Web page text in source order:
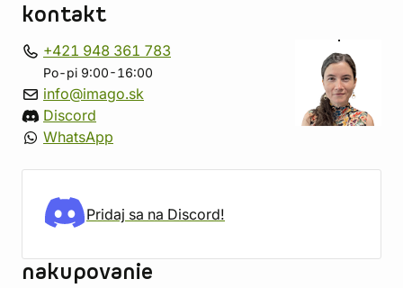
kontakt
+421 948 361 783
Po-pi 9:00-16:00
info@imago.sk
Discord
WhatsApp
Pridaj sa na Discord!
nakupovanie